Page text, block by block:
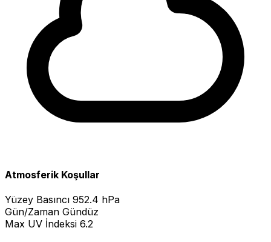
Atmosferik Koşullar
Yüzey Basıncı 952.4 hPa
Gün/Zaman Gündüz
Max UV İndeksi 6.2